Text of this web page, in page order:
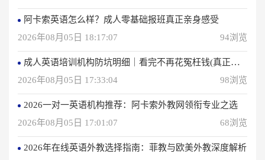
阿卡索英语怎么样？成人零基础报班真正亲身感受
2026年08月05日 18:17:07
94浏览
成人英语培训机构防坑明细｜看完不再花冤枉钱(真正的用户反馈)
2026年08月05日 17:33:04
98浏览
2026一对一英语机构推荐：阿卡索外教网领衔专业之选
2026年08月05日 17:01:07
68浏览
2026年在线英语外教选择指南：菲教与欧美外教深度解析